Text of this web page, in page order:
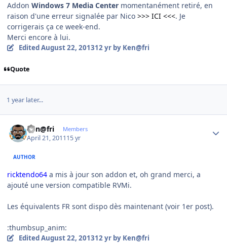
Addon Windows 7 Media Center momentanément retiré, en
raison d'une erreur signalée par Nico >>> ICI <<<. Je
corrigerais ça ce week-end.
Merci encore à lui.
EditedAugust 22, 201312 yrby Ken@fri
Quote
1 year later...
Ken@fri Members
April 21, 201115 yr
AUTHOR
ricktendo64 a mis à jour son addon et, oh grand merci, a
ajouté une version compatible RVMi.
Les équivalents FR sont dispo dès maintenant (voir 1er post).
:thumbsup_anim:
EditedAugust 22, 201312 yrby Ken@fri